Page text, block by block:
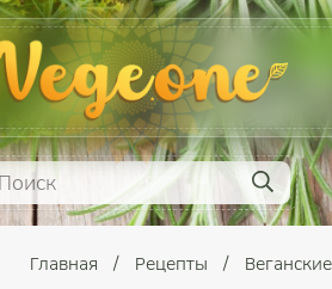
Главная Рецепты